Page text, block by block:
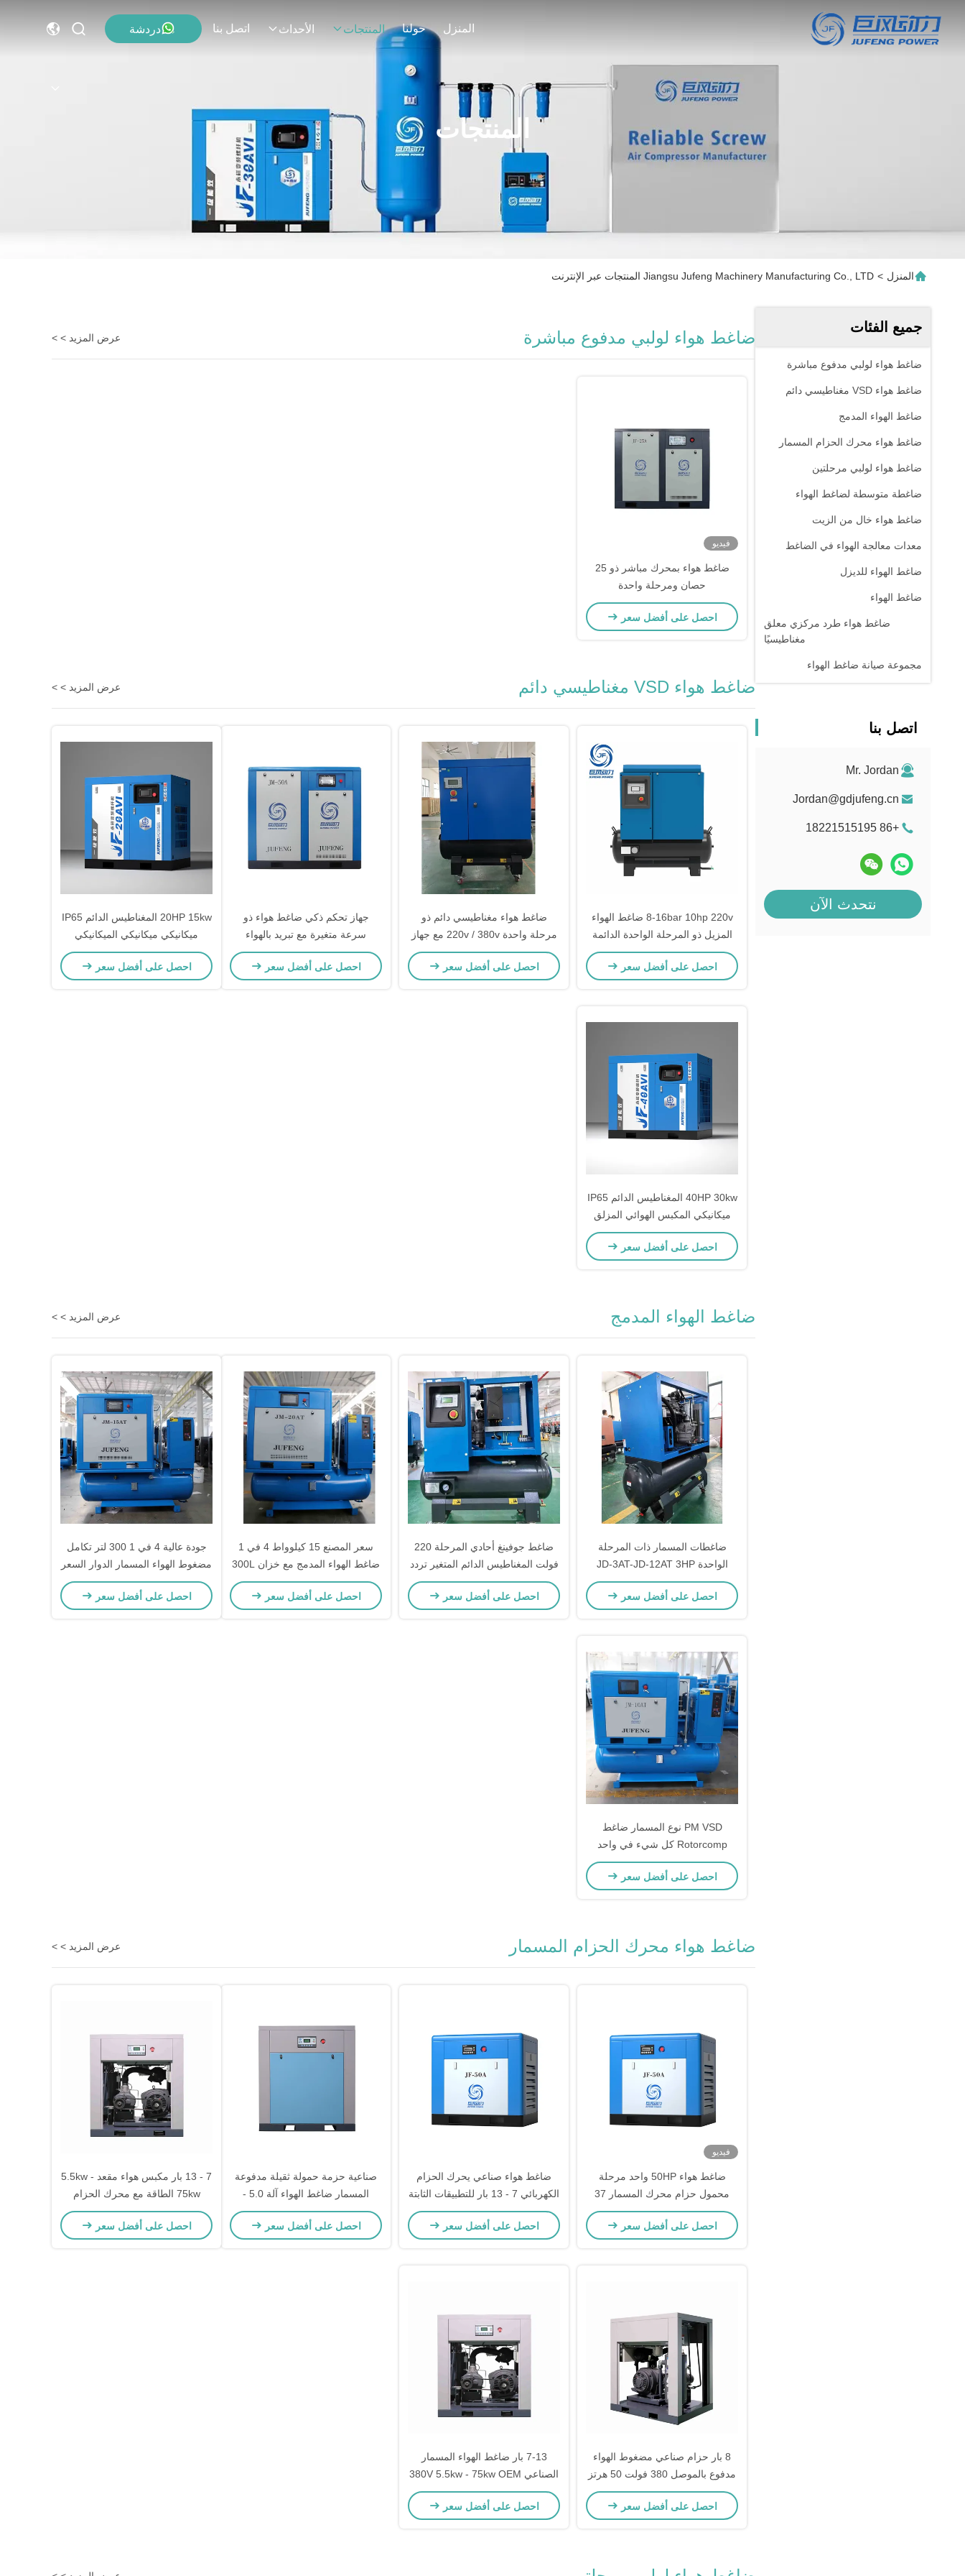
المنزل حولنا المنتجات الأحداث اتصل بنا دردشة
المنتجات
المنزل > Jiangsu Jufeng Machinery Manufacturing Co., LTD المنتجات عبر الإنترنت
جميع الفئات
ضاغط هواء لولبي مدفوع مباشرة
ضاغط هواء VSD مغناطيسي دائم
ضاغط الهواء المدمج
ضاغط هواء محرك الحزام المسمار
ضاغط هواء لولبي مرحلتين
ضاغطة متوسطة لضاغط الهواء
ضاغط هواء خال من الزيت
معدات معالجة الهواء في الضاغط
ضاغط الهواء للديزل
ضاغط الهواء
ضاغط هواء طرد مركزي معلق
مغناطيسيًا
مجموعة صيانة ضاغط الهواء
اتصل بنا
Mr. Jordan
Jordan@gdjufeng.cn
+86 18221515195
نتحدث الآن
ضاغط هواء لولبي مدفوع مباشرة عرض المزيد > >
فيديو
ضاغط هواء بمحرك مباشر ذو 25
حصان ومرحلة واحدة
احصل على أفضل سعر
ضاغط هواء VSD مغناطيسي دائم عرض المزيد > >
8-16bar 10hp 220v ضاغط الهواء
المزيل ذو المرحلة الواحدة الدائمة
المغناطيس المسمار مع 490-980 لتر
/ دقيقة التشغيل
احصل على أفضل سعر
ضاغط هواء مغناطيسي دائم ذو
مرحلة واحدة 220v / 380v مع جهاز
تحكم ذكي JD-10AT لسهولة
التشغيل
احصل على أفضل سعر
جهاز تحكم ذكي ضاغط هواء ذو
سرعة متغيرة مع تبريد بالهواء
احصل على أفضل سعر
20HP 15kw المغناطيس الدائم IP65
ميكانيكي ميكانيكي الميكانيكي
احصل على أفضل سعر
40HP 30kw المغناطيس الدائم IP65
ميكانيكي المكبس الهوائي المزلق
المبرد بالزيت
احصل على أفضل سعر
ضاغط الهواء المدمج عرض المزيد > >
ضاغطات المسمار ذات المرحلة
الواحدة JD-3AT-JD-12AT 3HP
5HP 6HP 7HP 10HP 12HP
احصل على أفضل سعر
ضاغط جوفينغ أحادي المرحلة 220
فولت المغناطيس الدائم المتغير تردد
المسمار الهواء مع طريقة تبريد الهواء
احصل على أفضل سعر
سعر المصنع 15 كيلوواط 4 في 1
ضاغط الهواء المدمج مع خزان 300L
احصل على أفضل سعر
جودة عالية 4 في 1 300 لتر تكامل
مضغوط الهواء المسمار الدوار السعر
احصل على أفضل سعر
PM VSD نوع المسمار ضاغط
Rotorcomp كل شيء في واحد
ضاغط الهواء مع خزان الهواء
احصل على أفضل سعر
ضاغط هواء محرك الحزام المسمار عرض المزيد > >
فيديو
ضاغط هواء 50HP واحد مرحلة
محمول حزام محرك المسمار 37
كيلوواط 8 بار الضغط
احصل على أفضل سعر
ضاغط هواء صناعي يحرك الحزام
الكهربائي 7 - 13 بار للتطبيقات الثابتة
احصل على أفضل سعر
صناعية حزمة حمولة ثقيلة مدفوعة
المسمار ضاغط الهواء آلة 5.0 -
7.4Mpa الضغط
احصل على أفضل سعر
7 - 13 بار مكبس هواء مقعد 5.5kw -
75kw الطاقة مع محرك الحزام
احصل على أفضل سعر
8 بار حزام صناعي مضغوط الهواء
مدفوع بالموصل 380 فولت 50 هرتز
3Ph أزرق لون محدد
احصل على أفضل سعر
7-13 بار ضاغط الهواء المسمار
الصناعي 380V 5.5kw - 75kw OEM
مقبول
احصل على أفضل سعر